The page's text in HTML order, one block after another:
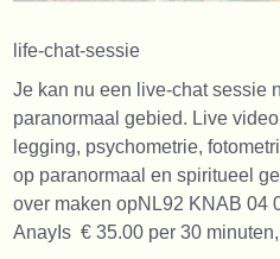
life-chat-sessie
Je kan nu een live-chat sessie
paranormaal gebied. Live
legging, psychometrie,
op paranormaal en spiritueel
over maken opNL92 KNAB 04
AnayIs € 35.00 per 30